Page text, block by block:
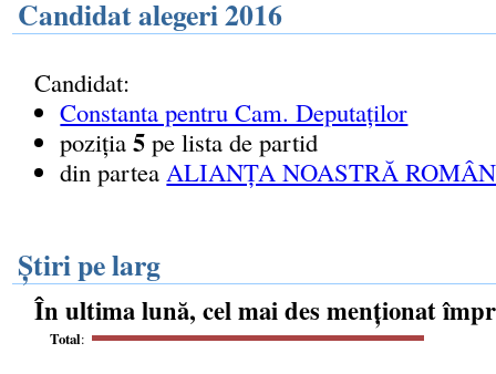
Candidat alegeri 2016
Candidat:
Constanta pentru Cam. Deputaților
poziția5 pe lista de partid
din parteaALIANȚA NOASTRĂ
Știri pe larg
În ultima lună, cel mai des menționat
Total: